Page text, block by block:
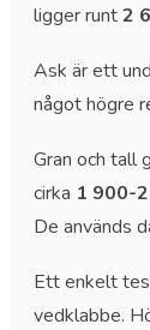
ligger runt2
Ask är ett
något högre
Gran och tall
cirka 1 900-
De används
Ett enkelt
vedklabbe.